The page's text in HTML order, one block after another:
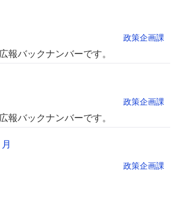
政策企画課
報バックナンバーです。
政策企画課
報バックナンバーです。
政策企画課